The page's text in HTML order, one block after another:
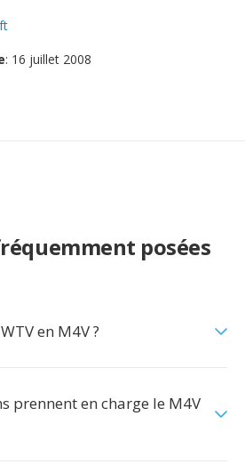
: 16 juillet 2008
posées
en M4V ?
prennent en charge le M4V